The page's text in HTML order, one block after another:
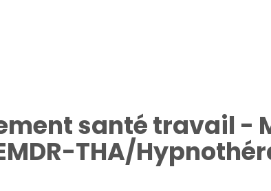
santé travail -
THA/